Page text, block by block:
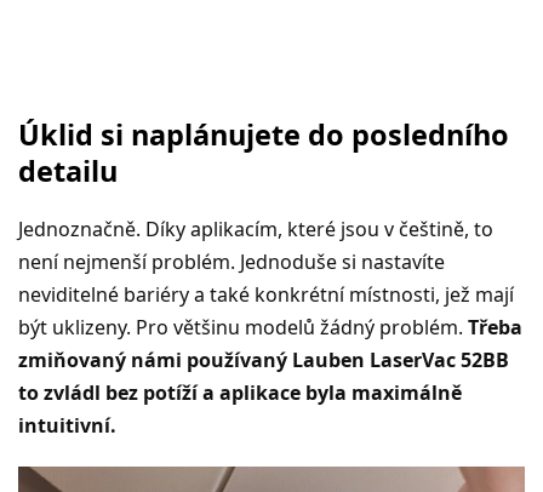
Úklid si naplánujete do posledního
detailu
Jednoznačně. Díky aplikacím, které jsou v češtině, to
není nejmenší problém. Jednoduše si nastavíte
neviditelné bariéry a také konkrétní místnosti, jež mají
být uklizeny. Pro většinu modelů žádný problém. Třeba
zmiňovaný námi používaný Lauben LaserVac 52BB
to zvládl bez potíží a aplikace byla maximálně
intuitivní.